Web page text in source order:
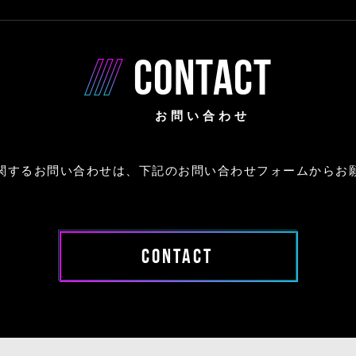
CONTACT
お問い合わせ
するお問い合わせは、下記のお問い合わせフォームからお
CONTACT